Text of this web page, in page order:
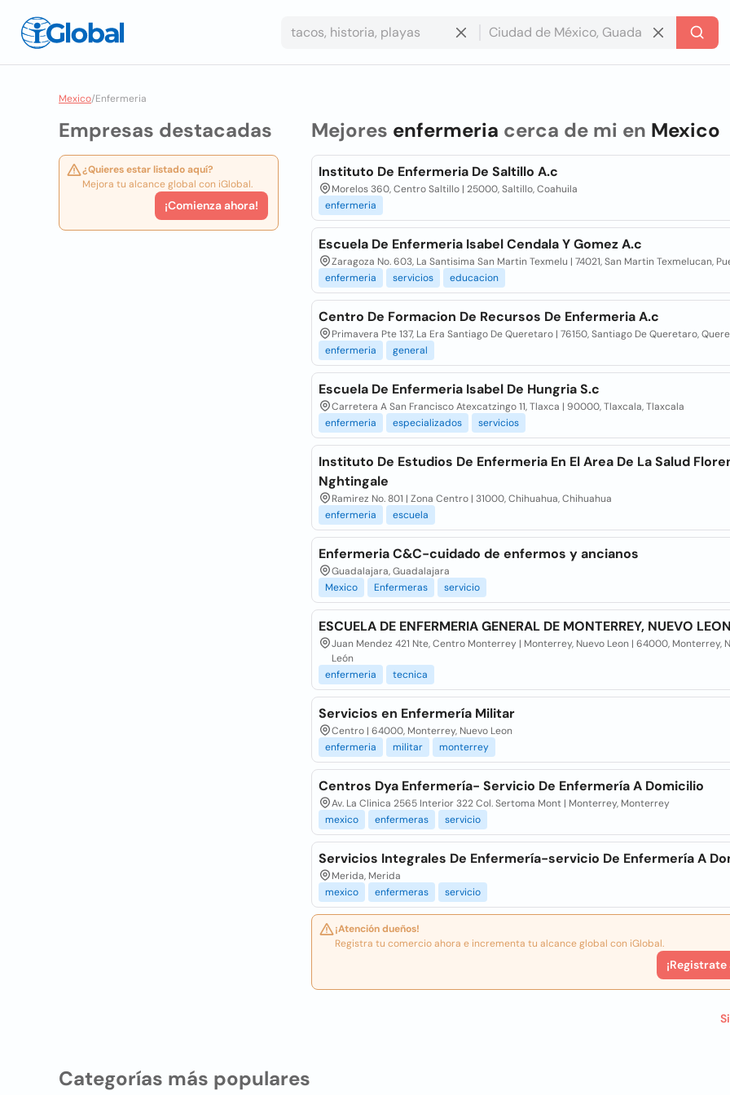
Mexico/Enfermeria
Empresas destacadas
¿Quieres estar listado aquí?
Mejora tu alcance global con iGlobal.
¡Comienza ahora!
Mejores enfermeria cerca de mi en Mexico
Instituto De Enfermeria De Saltillo A.c
Morelos 360, Centro Saltillo | 25000, Saltillo, Coahuila
enfermeria
Escuela De Enfermeria Isabel Cendala Y Gomez A.c
Zaragoza No. 603, La Santisima San Martin Texmelu | 74021, San Martin Texmelucan,
enfermeria
servicios educacion
Centro De Formacion De Recursos De Enfermeria A.c
Primavera Pte 137, La Era Santiago De Queretaro | 76150, Santiago De Queretaro,
enfermeria
general
Escuela De Enfermeria Isabel De Hungria S.c
Carretera A San Francisco Atexcatzingo 11, Tlaxca | 90000, Tlaxcala, Tlaxcala
enfermeria
especializados servicios
Instituto De Estudios De Enfermeria En El Area De La Salud
Nghtingale
Ramirez No. 801 | Zona Centro | 31000, Chihuahua, Chihuahua
enfermeria
escuela
Enfermeria C&C-cuidado de enfermos y ancianos
Guadalajara, Guadalajara
Mexico
Enfermeras servicio
ESCUELA DE ENFERMERIA GENERAL DE MONTERREY, NUEVO LEON
Juan Mendez 421 Nte, Centro Monterrey | Monterrey, Nuevo Leon | 64000, Monterrey,
León
enfermeria
tecnica
Servicios en Enfermería Militar
Centro | 64000, Monterrey, Nuevo Leon
enfermeria
militar monterrey
Centros Dya Enfermería- Servicio De Enfermería A Domicilio
Av. La Clinica 2565 Interior 322 Col. Sertoma Mont | Monterrey, Monterrey
mexico
enfermeras servicio
Servicios Integrales De Enfermería-servicio De Enfermería A
Merida, Merida
mexico
enfermeras servicio
¡Atención dueños!
Registra tu comercio ahora e incrementa tu alcance global con iGlobal.
¡Registrate
Categorías más populares